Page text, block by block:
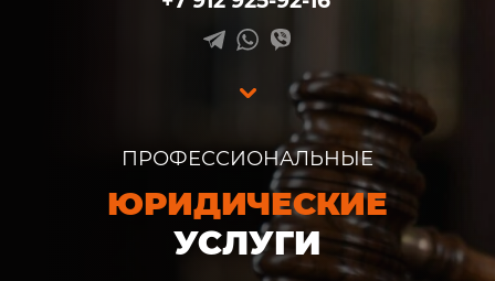
ПРОФЕССИОНАЛЬНЫЕ
ЮРИДИЧЕСКИЕ
УСЛУГИ